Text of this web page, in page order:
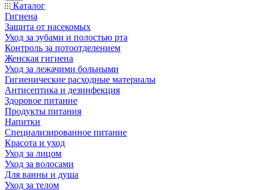
Каталог
Гигиена
Защита от насекомых
Уход за зубами и полостью рта
Контроль за потоотделением
Женская гигиена
Уход за лежачими больными
Гигиенические расходные материалы
Антисептика и дезинфекция
Здоровое питание
Продукты питания
Напитки
Специализированное питание
Красота и уход
Уход за лицом
Уход за волосами
Для ванны и душа
Уход за телом